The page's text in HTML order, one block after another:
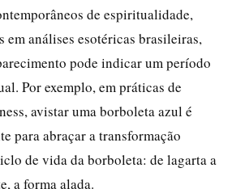
de espiritualidade,
em análises esotéricas brasileiras,
pode indicar um período
Por exemplo, em práticas de
avistar uma borboleta azul é
para abraçar a transformação
de vida da borboleta: de lagarta a
a forma alada.